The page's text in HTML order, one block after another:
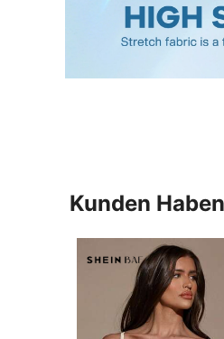
Kunden